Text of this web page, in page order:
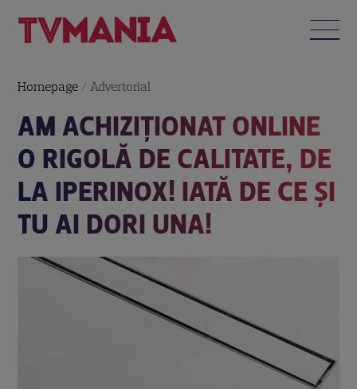
Homepage / Advertorial
AM ACHIZIȚIONAT ONLINE
O RIGOLĂ DE CALITATE, DE
LA IPERINOX! IATĂ DE CE ȘI
TU AI DORI UNA!